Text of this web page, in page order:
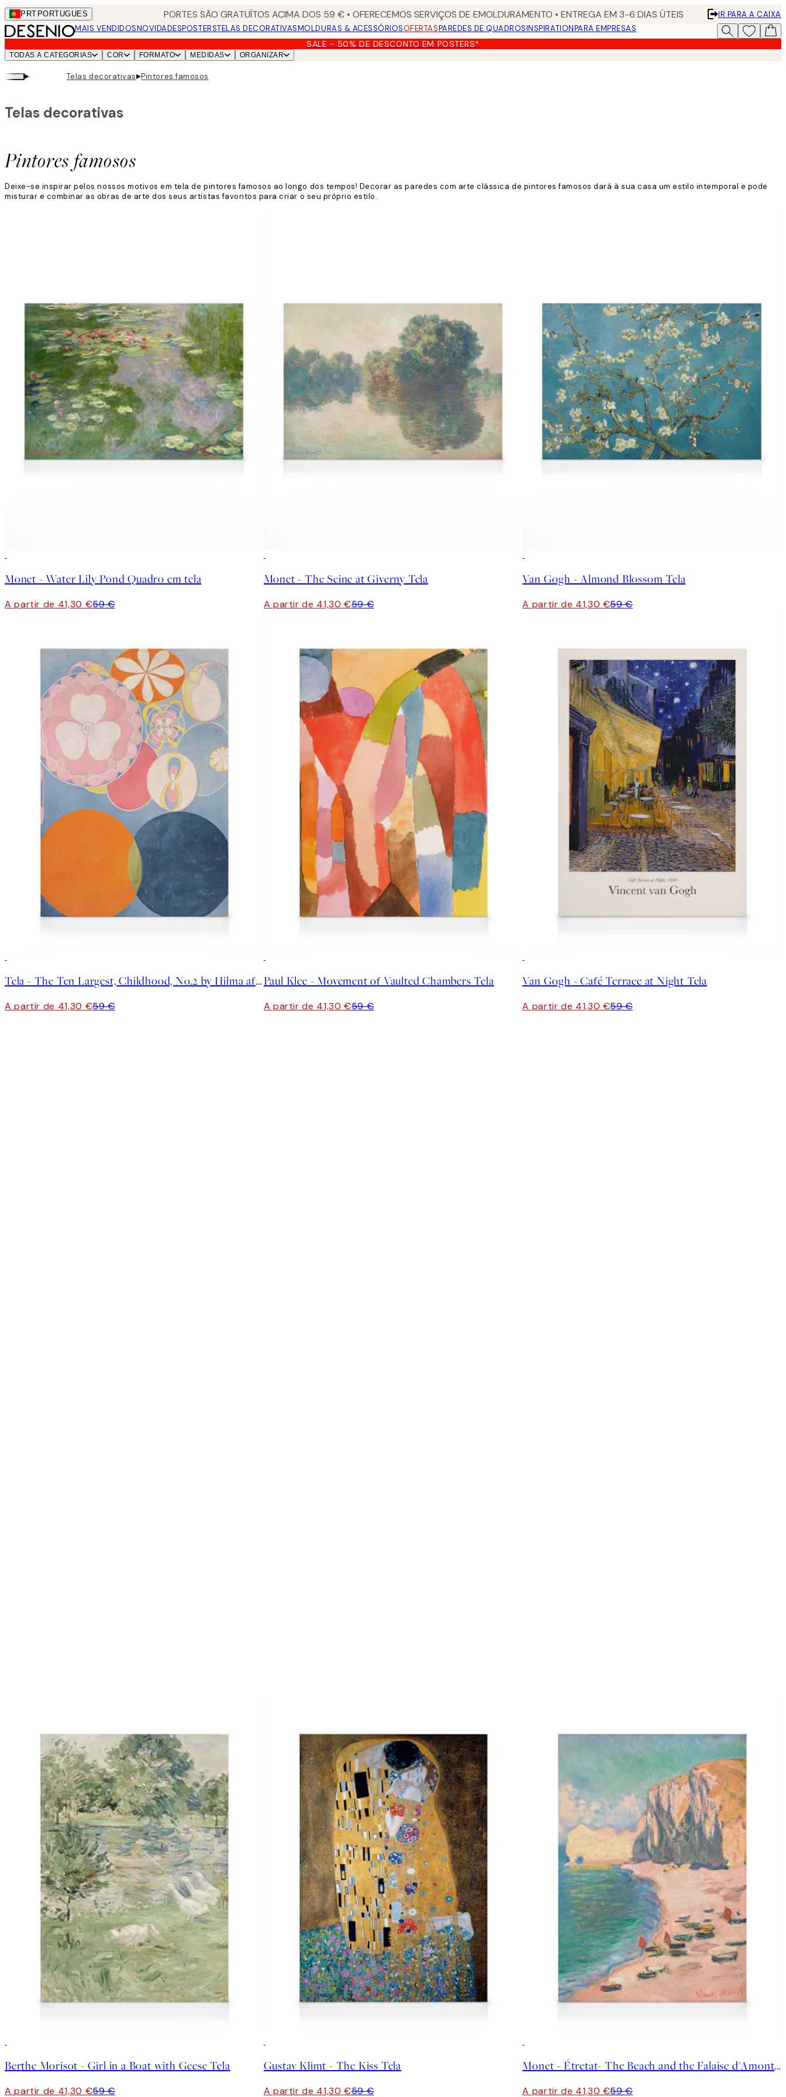
Skip
to
main
content.
PRT PORTUGUES PORTES SÃO GRATUÍTOS ACIMA DOS 59 € • OFERECEMOS SERVIÇOS DE EMOLDURAMENTO • ENTREGA EM 3-6 DIAS ÚTEIS
IR PARA A CAIXA
MAIS VENDIDOSNOVIDADESPOSTERSTELAS DECORATIVASMOLDURAS & ACESSÓRIOSOFERTASPAREDES DE QUADROSINSPIRATIONPARA EMPRESAS
SALE - 50% DE DESCONTO EM POSTERS*
TODAS A CATEGORIAS COR FORMATO MEDIDAS ORGANIZAR
▸ Telas decorativas▸Pintores famosos
Pintores famosos
Telas decorativas
Deixe-se inspirar pelos nossos motivos em tela de pintores famosos ao longo dos tempos! Decorar as paredes com arte clássica de pintores famosos dará à sua casa um estilo intemporal e pode
misturar e combinar as obras de arte dos seus artistas favoritos para criar o seu próprio estilo.
Monet - Water Lily Pond Quadro em tela
A partir de 41,30 €59 €
Monet - The Seine at Giverny Tela
A partir de 41,30 €59 €
Van Gogh - Almond Blossom Tela
A partir de 41,30 €59 €
Tela - The Ten Largest, Childhood, No.2 by Hilma af Klint
A partir de 41,30 €59 €
Paul Klee - Movement of Vaulted Chambers Tela
A partir de 41,30 €59 €
Van Gogh - Café Terrace at Night Tela
A partir de 41,30 €59 €
Berthe Morisot - Girl in a Boat with Geese Tela
A partir de 41,30 €59 €
Gustav Klimt - The Kiss Tela
A partir de 41,30 €59 €
Monet - Étretat- The Beach and the Falaise d'Amont Tela
A partir de 41,30 €59 €